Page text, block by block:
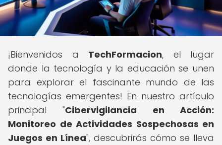
¡Bienvenidos a TechFormacion, el lugar
donde la tecnología y la educación se unen
para explorar el fascinante mundo de las
tecnologías emergentes! En nuestro artículo
principal "Cibervigilancia en Acción:
Monitoreo de Actividades Sospechosas en
Juegos en Línea", descubrirás cómo se lleva